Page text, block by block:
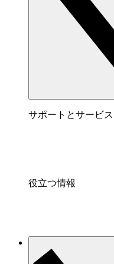
サポートとサービス
役立つ情報